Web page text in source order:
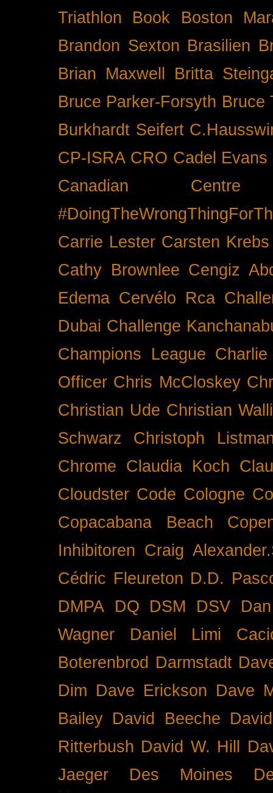
Triathlon
Book
Boston
Brandon Sexton Brasilien
Brian Maxwell
Britta
Bruce Parker-Forsyth Bruce
Burkhardt Seifert
CP-ISRA CRO Cadel Evans
Canadian
Carrie Lester Carsten Krebs
Cathy Brownlee Cengiz
Edema Cervélo Rca
Dubai Challenge
Champions League
Officer Chris McCloskey
Christian Ude Christian
Schwarz
Christoph
Chrome Claudia Koch
Cloudster Code Cologne
Copacabana Beach
Inhibitoren Craig
Cédric Fleureton D.D.
DMPA
DQ DSM DSV
Wagner
Daniel Limi
Boterenbrod Darmstadt
Dim Dave Erickson Dave
Bailey David Beeche
Ritterbush David W. Hill
Jaeger
Des Moines